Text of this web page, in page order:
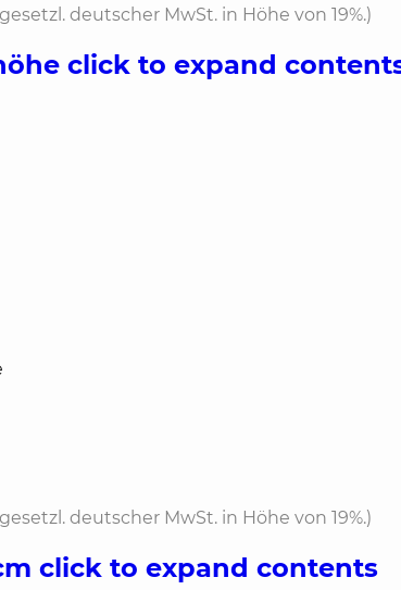
deutscher MwSt. in Höhe von 19%.)
click to expand
deutscher MwSt. in Höhe von 19%.)
click to expand contents